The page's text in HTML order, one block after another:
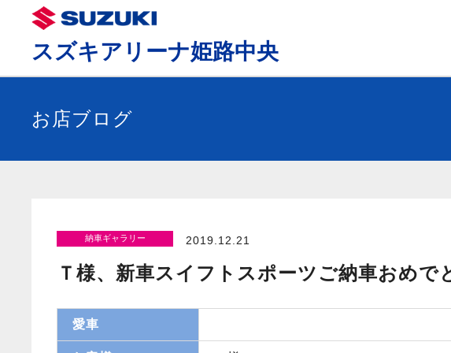
スズキアリーナ姫路中央
お店ブログ
納車ギャラリー 2019.12.21
Ｔ様、新車スイフトスポーツご納車おめで
愛車